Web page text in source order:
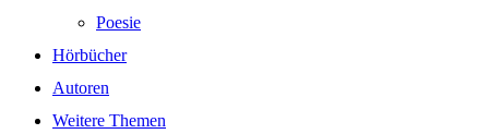
Poesie
Hörbücher
Autoren
Weitere Themen